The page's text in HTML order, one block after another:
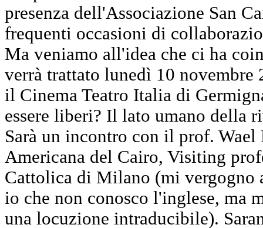
presenza dell'Associazione San
frequenti occasioni di
Ma veniamo all'idea che ci ha
verrà trattato lunedì 10 novembre
il Cinema Teatro Italia di
essere liberi? Il lato umano della
Sarà un incontro con il prof.
Americana del Cairo, Visiting
Cattolica di Milano (mi vergogno
io che non conosco l'inglese, ma
una locuzione intraducibile).